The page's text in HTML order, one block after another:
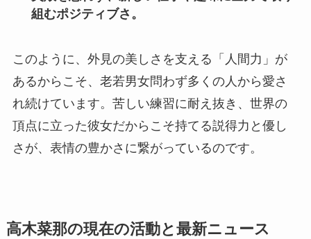
組むポジティブさ。
このように、外見の美しさを支える「人間力」が
あるからこそ、老若男女問わず多くの人から愛さ
れ続けています。苦しい練習に耐え抜き、世界の
頂点に立った彼女だからこそ持てる説得力と優し
さが、表情の豊かさに繋がっているのです。
高木菜那の現在の活動と最新ニュース